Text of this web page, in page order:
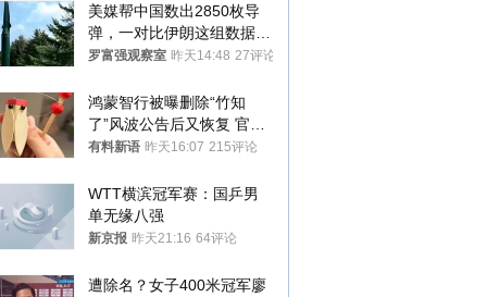
美媒帮中国数出2850枚导
弹，一对比伊朗这组数据，
发现出大事了
罗富强观察室 昨天14:48 27评论
鸿蒙智行被曝删除“竹知
了”风波公告后又恢复 官媒
曾力挺：劝华为要大度的，
有料新语 昨天16:07 215评论
WTT横滨冠军赛：国乒男
单无缘八强
新京报 昨天21:16 64评论
遭除名？女子400米冠军廖